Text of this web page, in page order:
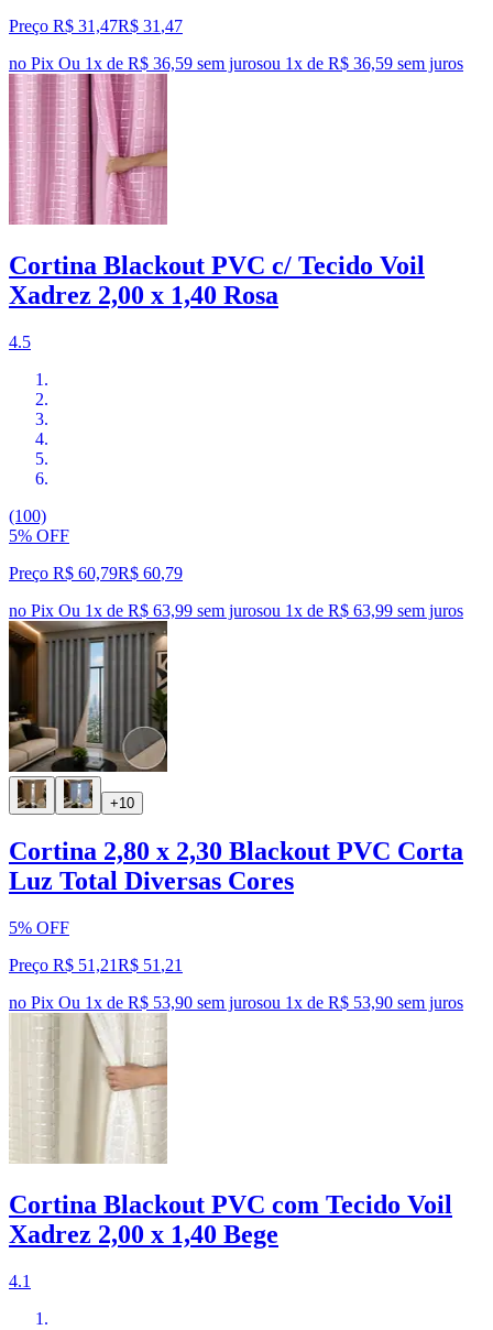
Preço R$ 31,47R$ 31 ,47
no Pix Ou 1x de R$ 36,59 sem jurosou 1x de R$ 36,59 sem juros
Cortina Blackout PVC c/ Tecido Voil
Xadrez 2,00 x 1,40 Rosa
4.5
(100)
5% OFF
Preço R$ 60,79R$ 60,79
no Pix Ou 1x de R$ 63,99 sem jurosou 1x de R$ 63,99 sem juros
+10
Cortina 2,80 x 2,30 Blackout PVC Corta
Luz Total Diversas Cores
5% OFF
Preço R$ 51,21R$ 51 ,21
no Pix Ou 1x de R$ 53,90 sem jurosou 1x de R$ 53,90 sem juros
Cortina Blackout PVC com Tecido Voil
Xadrez 2,00 x 1,40 Bege
4.1